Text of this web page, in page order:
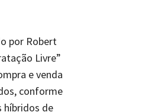
por Robert
Livre”
e venda
conforme
híbridos de